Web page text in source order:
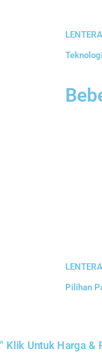
Pilihan
" Klik Untuk Harga &